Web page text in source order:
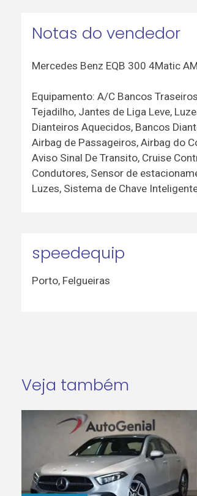
Notas do vendedor
Mercedes Benz EQB 300 4Matic
Equipamento: A/C Bancos
Tejadilho, Jantes de Liga Leve,
Dianteiros Aquecidos, Bancos
Airbag de Passageiros, Airbag do
Aviso Sinal De Transito, Cruise
Condutores, Sensor de
Luzes, Sistema de Chave
speedequip
Porto, Felgueiras
Veja também